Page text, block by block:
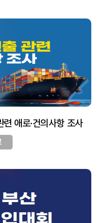
애로·건의사항 조사